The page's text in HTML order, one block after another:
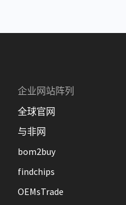
企业网站阵列
全球官网
与非网
bom2buy
findchips
OEMsTrade